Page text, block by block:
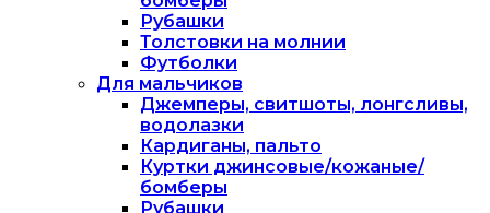
Рубашки
Толстовки на молнии
Футболки
Для мальчиков
Джемперы, свитшоты, лонгсливы,
водолазки
Кардиганы, пальто
Куртки джинсовые/кожаные/
бомберы
Рубашки